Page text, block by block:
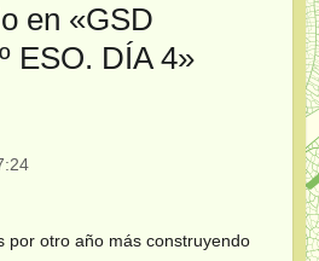
en «GSD
ESO. DÍA 4»
por otro año más construyendo